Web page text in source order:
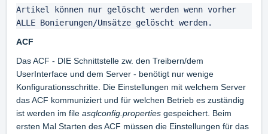
Artikel können nur gelöscht werden wenn vorher
ALLE Bonierungen/Umsätze gelöscht werden.
ACF
Das ACF - DIE Schnittstelle zw. den Treibern/dem
UserInterface und dem Server - benötigt nur wenige
Konfigurationsschritte. Die Einstellungen mit welchem Server
das ACF kommuniziert und für welchen Betrieb es zuständig
ist werden im file asqlconfig.properties gespeichert. Beim
ersten Mal Starten des ACF müssen die Einstellungen für das